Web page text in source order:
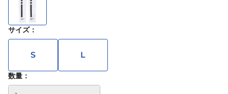
サイズ：
S L
数量：